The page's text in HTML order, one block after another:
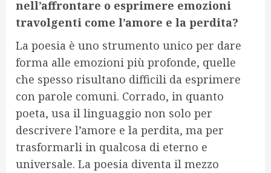
nell’affrontare o esprimere emozioni
travolgenti come l’amore e la perdita?
La poesia è uno strumento unico per dare
forma alle emozioni più profonde, quelle
che spesso risultano difficili da esprimere
con parole comuni. Corrado, in quanto
poeta, usa il linguaggio non solo per
descrivere l’amore e la perdita, ma per
trasformarli in qualcosa di eterno e
universale. La poesia diventa il mezzo